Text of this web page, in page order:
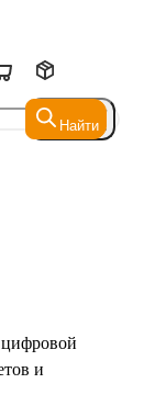
Найти
Найти
и